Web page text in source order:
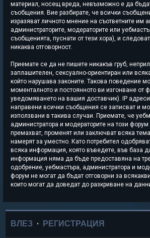
материал, носещ вреда, невъзможно е да
съобщения. Вие разбирате, че всички
изразяват личното мнение на съответните им
администраторите, модераторите или
съобщенията, пуснати от тези хора), и
никаква отговорност.
Приемате се да не пишете никакъв груб,
заплашителен, сексуално-ориентиран или
който нарушава законите. Такова поведение
моменталното и постоянното ви изгонване от
уведомяването на вашия доставчик). IP
направени всички съобщения се записват и
използвани в такива случаи. Приемате, че
администратора и модераторите на този
премахват, променят или заключват всяка
намерят за уместно. Като потребител
всяка информация, която въведете, във база
информация няма да бъде предоставяна на
одобрение, уебмастъра, администратора и
форум не могат да бъдат отговорни за
които могат да доведат до разкриване на
ВЛЕЗ • РЕГИСТРАЦИЯ